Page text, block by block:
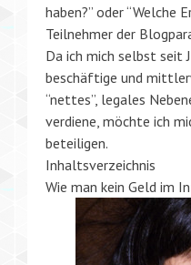
haben?” oder “Welche
Teilnehmer der
Da ich mich selbst seit
beschäftige und
“nettes”, legales
verdiene, möchte ich
beteiligen.
Inhaltsverzeichnis
Wie man kein Geld im